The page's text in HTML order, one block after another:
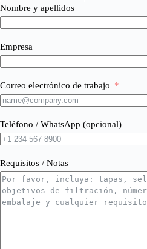
Nombre y apellidos
Empresa
Correo electrónico de trabajo
Teléfono / WhatsApp (opcional)
Requisitos / Notas